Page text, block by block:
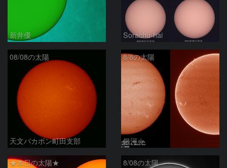
新井優 Sorachu-hai
08/08の太陽
天文バカボン町田支部
8/8の太陽
銀河☆
★本日の太陽★ 8/08の太陽